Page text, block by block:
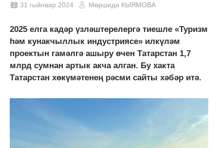
31 гыйнвар 2024 Мөршидә КЫЯМОВА
2025 елга кадәр үзләштерелергә тиешле «Туризм
һәм кунакчыллык индустриясе» илкүләм
проектын гамәлгә ашыру өчен Татарстан 1,7
млрд сумнан артык акча алган. Бу хакта
Татарстан хөкүмәтенең рәсми сайты хәбәр итә.